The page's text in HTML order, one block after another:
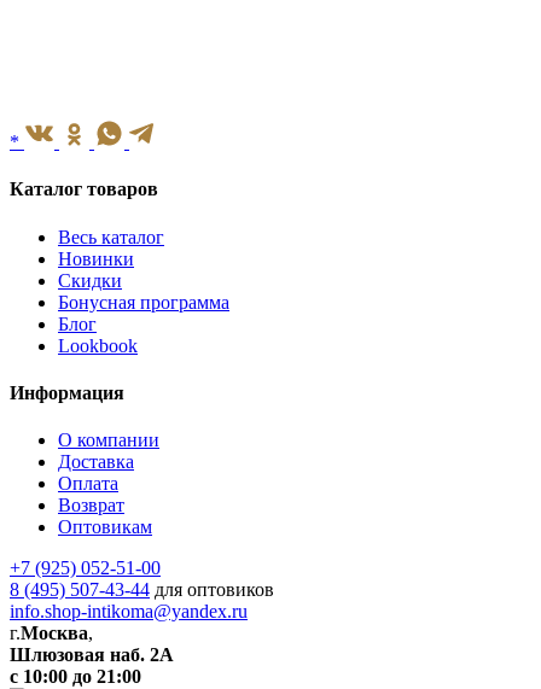
*
Каталог товаров
Весь каталог
Новинки
Скидки
Бонусная программа
Блог
Lookbook
Информация
О компании
Доставка
Оплата
Возврат
Оптовикам
+7 (925) 052-51-00
8 (495) 507-43-44 для оптовиков
info.shop-intikoma@yandex.ru
г.Москва,
Шлюзовая наб. 2А
с 10:00 до 21:00